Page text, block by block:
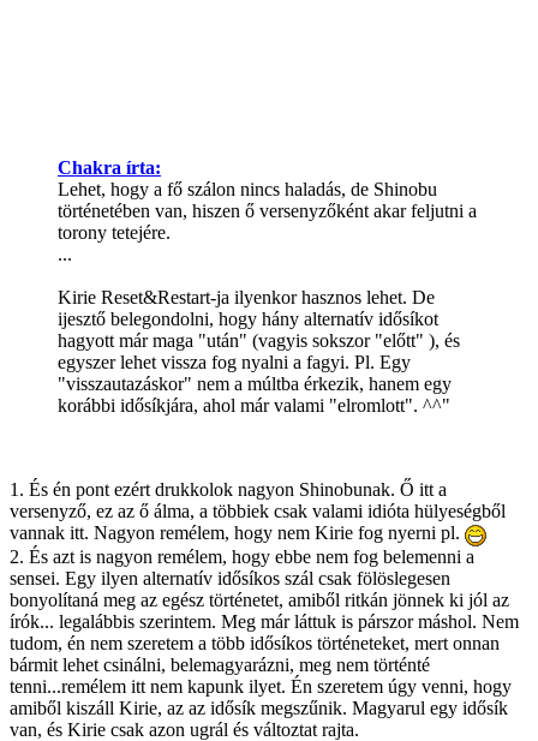
Chakra írta:
Lehet, hogy a fő szálon nincs haladás, de Shinobu
történetében van, hiszen ő versenyzőként akar feljutni a
torony tetejére.
...
Kirie Reset&Restart-ja ilyenkor hasznos lehet. De
ijesztő belegondolni, hogy hány alternatív idősíkot
hagyott már maga "után" (vagyis sokszor "előtt" ), és
egyszer lehet vissza fog nyalni a fagyi. Pl. Egy
"visszautazáskor" nem a múltba érkezik, hanem egy
korábbi idősíkjára, ahol már valami "elromlott". ^^"
1. És én pont ezért drukkolok nagyon Shinobunak. Ő itt a
versenyző, ez az ő álma, a többiek csak valami idióta hülyeségből
vannak itt. Nagyon remélem, hogy nem Kirie fog nyerni pl.
2. És azt is nagyon remélem, hogy ebbe nem fog belemenni a
sensei. Egy ilyen alternatív idősíkos szál csak fölöslegesen
bonyolítaná meg az egész történetet, amiből ritkán jönnek ki jól az
írók... legalábbis szerintem. Meg már láttuk is párszor máshol. Nem
tudom, én nem szeretem a több idősíkos történeteket, mert onnan
bármit lehet csinálni, belemagyarázni, meg nem történté
tenni...remélem itt nem kapunk ilyet. Én szeretem úgy venni, hogy
amiből kiszáll Kirie, az az idősík megszűnik. Magyarul egy idősík
van, és Kirie csak azon ugrál és változtat rajta.